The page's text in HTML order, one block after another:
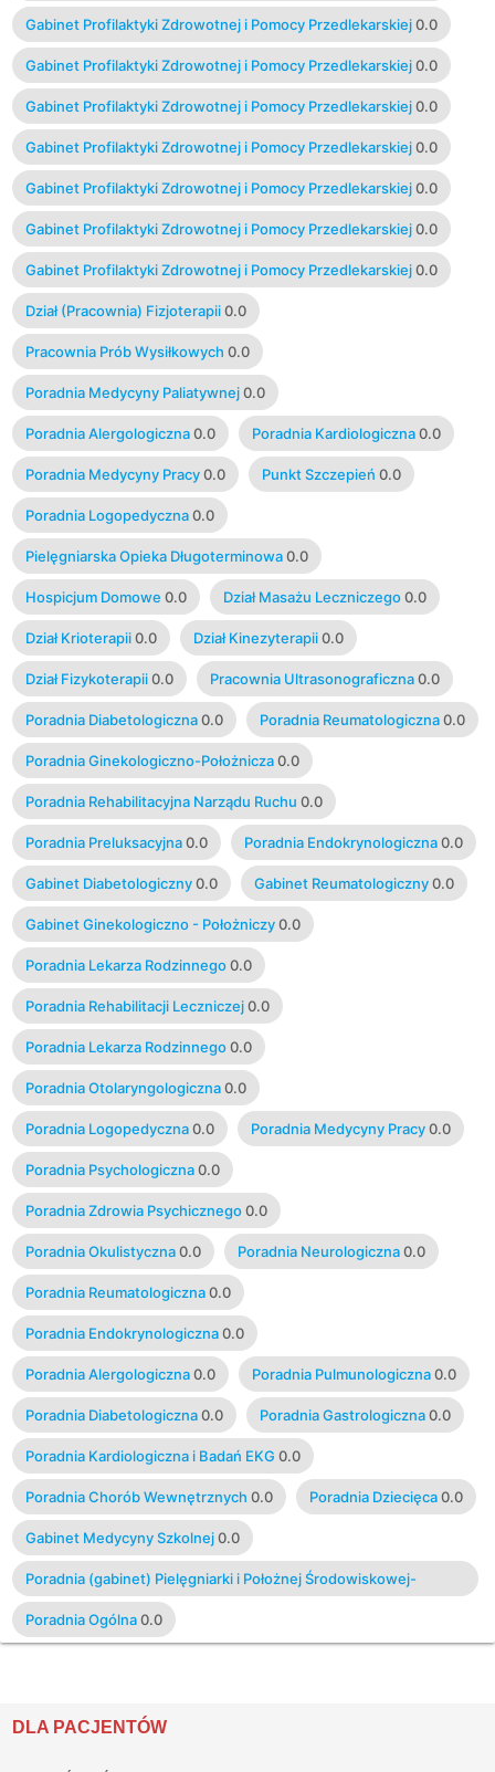
Gabinet Profilaktyki Zdrowotnej i Pomocy Przedlekarskiej 0.0
Gabinet Profilaktyki Zdrowotnej i Pomocy Przedlekarskiej 0.0
Gabinet Profilaktyki Zdrowotnej i Pomocy Przedlekarskiej 0.0
Gabinet Profilaktyki Zdrowotnej i Pomocy Przedlekarskiej 0.0
Gabinet Profilaktyki Zdrowotnej i Pomocy Przedlekarskiej 0.0
Gabinet Profilaktyki Zdrowotnej i Pomocy Przedlekarskiej 0.0
Gabinet Profilaktyki Zdrowotnej i Pomocy Przedlekarskiej 0.0
Dział (Pracownia) Fizjoterapii 0.0
Pracownia Prób Wysiłkowych 0.0
Poradnia Medycyny Paliatywnej 0.0
Poradnia Alergologiczna 0.0 Poradnia Kardiologiczna 0.0
Poradnia Medycyny Pracy 0.0 Punkt Szczepień 0.0
Poradnia Logopedyczna 0.0
Pielęgniarska Opieka Długoterminowa 0.0
Hospicjum Domowe 0.0 Dział Masażu Leczniczego 0.0
Dział Krioterapii 0.0 Dział Kinezyterapii 0.0
Dział Fizykoterapii 0.0 Pracownia Ultrasonograficzna 0.0
Poradnia Diabetologiczna 0.0 Poradnia Reumatologiczna 0.0
Poradnia Ginekologiczno-Położnicza 0.0
Poradnia Rehabilitacyjna Narządu Ruchu 0.0
Poradnia Preluksacyjna 0.0 Poradnia Endokrynologiczna 0.0
Gabinet Diabetologiczny 0.0 Gabinet Reumatologiczny 0.0
Gabinet Ginekologiczno - Położniczy 0.0
Poradnia Lekarza Rodzinnego 0.0
Poradnia Rehabilitacji Leczniczej 0.0
Poradnia Lekarza Rodzinnego 0.0
Poradnia Otolaryngologiczna 0.0
Poradnia Logopedyczna 0.0 Poradnia Medycyny Pracy 0.0
Poradnia Psychologiczna 0.0
Poradnia Zdrowia Psychicznego 0.0
Poradnia Okulistyczna 0.0 Poradnia Neurologiczna 0.0
Poradnia Reumatologiczna 0.0
Poradnia Endokrynologiczna 0.0
Poradnia Alergologiczna 0.0 Poradnia Pulmunologiczna 0.0
Poradnia Diabetologiczna 0.0 Poradnia Gastrologiczna 0.0
Poradnia Kardiologiczna i Badań EKG 0.0
Poradnia Chorób Wewnętrznych 0.0 Poradnia Dziecięca 0.0
Gabinet Medycyny Szkolnej 0.0
Poradnia (gabinet) Pielęgniarki i Położnej Środowiskowej-
Rodzinnej0.0
Poradnia Ogólna 0.0
DLA PACJENTÓW